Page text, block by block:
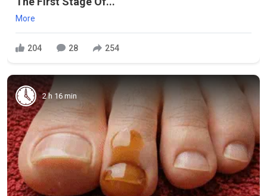
More
204 28 254
2 h 16 min